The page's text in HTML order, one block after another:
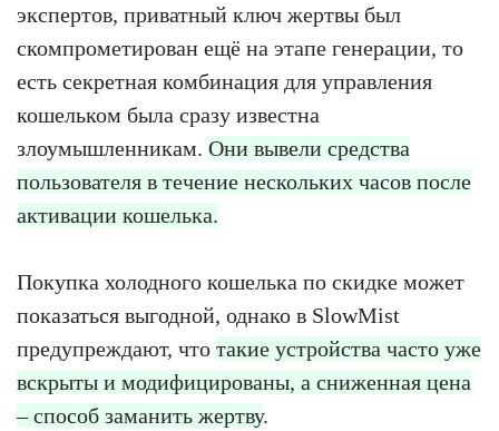
экспертов, приватный ключ жертвы был
скомпрометирован ещё на этапе генерации, то
есть секретная комбинация для управления
кошельком была сразу известна
злоумышленникам. Они вывели средства
пользователя в течение нескольких часов после
активации кошелька.
Покупка холодного кошелька по скидке может
показаться выгодной, однако в SlowMist
предупреждают, что такие устройства часто уже
вскрыты и модифицированы, а сниженная цена
– способ заманить жертву.